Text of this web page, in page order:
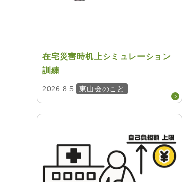
在宅災害時机上シミュレーション
訓練
2026.8.5 東山会のこと